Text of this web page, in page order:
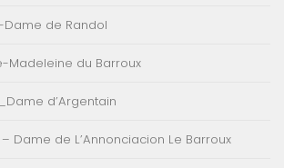
de Randol
Madeleine du Barroux
d’Argentain
Dame de L’Annonciacion Le Barroux